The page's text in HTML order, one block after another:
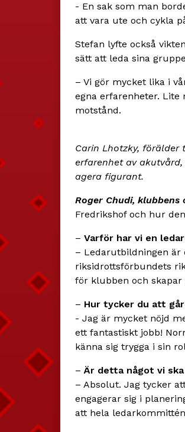
- En sak som man
att vara ute och cykla
Stefan lyfte också
sätt att leda sina
– Vi gör mycket lika i
egna erfarenheter. Lite
motstånd.
Carin Lhotzky,
erfarenhet av
agera figurant.
Roger Chudi, klubbens
Fredrikshof och hur
– Varför har vi en
– Ledarutbildningen är
riksidrottsförbundets
för klubben och skapar
– Hur tycker du att
- Jag är mycket nöjd
ett fantastiskt jobb!
känna sig trygga i sin
–Är detta något vi
– Absolut. Jag tycker
engagerar sig i
att hela